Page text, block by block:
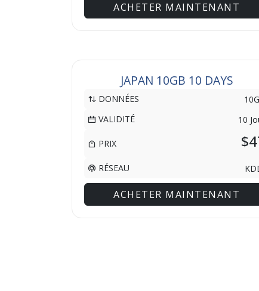
ACHETER MAINTENANT
JAPAN 10GB 10 DAYS
DONNÉES
VALIDITÉ
10
PRIX
RÉSEAU
ACHETER MAINTENANT